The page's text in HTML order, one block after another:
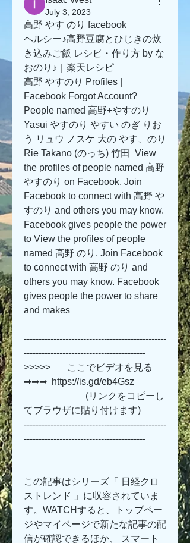
July 3, 2023
高野 やす のり facebook
ヘルシー♪高野豆腐とひじきの炊
き込みご飯 レシピ・作り方 by な
おのり♪｜楽天レシピ
高野 やすのり Profiles |
Facebook Forgot Account?
People named 高野+やすのり
Yasui やすのり やすい のぎ りお
う リュウ ノスケ 大の やす、のり
Rie Takano (のっち) 竹田  View
the profiles of people named 高野
やすのり on Facebook. Join
Facebook to connect with 高野 や
すのり and others you may know.
Facebook gives people the power
to View the profiles of people
named 高野 のり. Join Facebook
to connect with 高野 のり and
others you may know. Facebook
gives people the power to share
and makes
------------------------------------------------
-----------------------------------------
>>>>>       ここでビデオを見る
➡➡➡  https://is.gd/eb4Gsz
てブラウザに貼り付けます)
------------------------------------------------
-----------------------------------------
この記事はシリーズ「 日経クロ
ストレンド 」に収容されていま
す。WATCHすると、トップペー
ジやマイページで新たな記事の配
信が確認できるほか、 スマート